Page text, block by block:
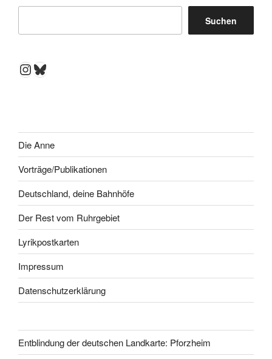
Suchen
Instagram
Bluesky
Die Anne
Vorträge/Publikationen
Deutschland, deine Bahnhöfe
Der Rest vom Ruhrgebiet
Lyrikpostkarten
Impressum
Datenschutzerklärung
Entblindung der deutschen Landkarte: Pforzheim